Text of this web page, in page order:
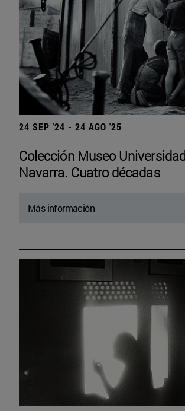
24 SEP '24 - 24 AGO '25
Colección Museo
Navarra. Cuatro décadas
Más información